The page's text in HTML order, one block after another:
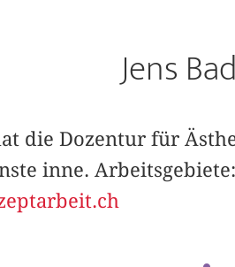
Jens
die Dozentur für
inne.